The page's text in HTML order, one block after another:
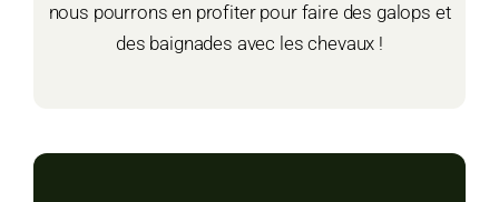
nous pourrons en profiter pour faire des galops et
des baignades avec les chevaux !